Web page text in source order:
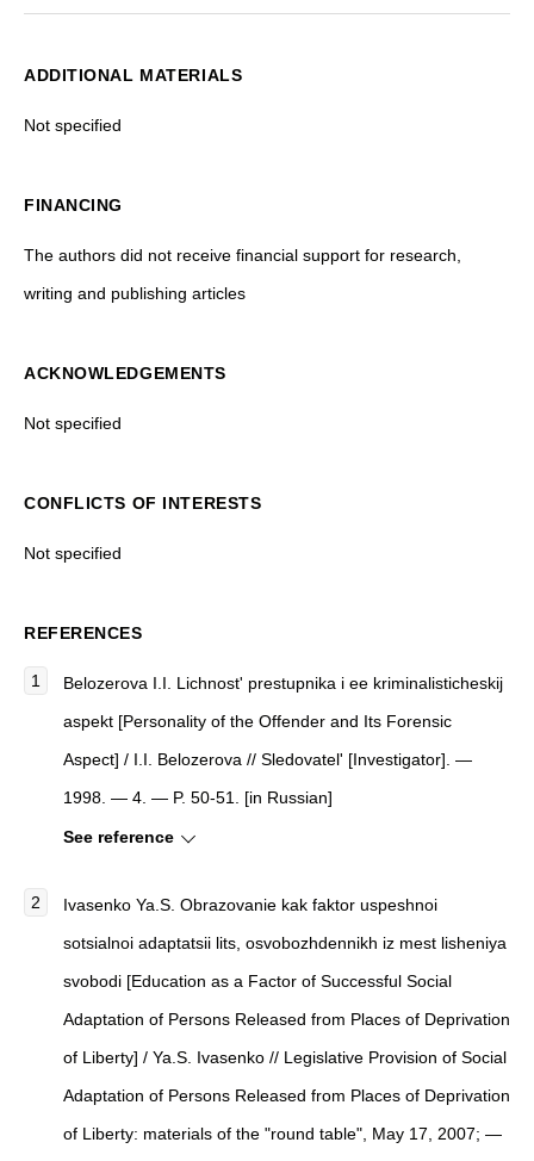
ADDITIONAL MATERIALS
Not specified
FINANCING
The authors did not receive financial support for research,
writing and publishing articles
ACKNOWLEDGEMENTS
Not specified
CONFLICTS OF INTERESTS
Not specified
REFERENCES
Belozerova I.I. Lichnost' prestupnika i ee kriminalisticheskij
aspekt [Personality of the Offender and Its Forensic
Aspect] / I.I. Belozerova // Sledovatel' [Investigator]. —
1998. — 4. — P. 50-51. [in Russian]
See reference
Ivasenko Ya.S. Obrazovanie kak faktor uspeshnoi
sotsialnoi adaptatsii lits, osvobozhdennikh iz mest lisheniya
svobodi [Education as a Factor of Successful Social
Adaptation of Persons Released from Places of Deprivation
of Liberty] / Ya.S. Ivasenko // Legislative Provision of Social
Adaptation of Persons Released from Places of Deprivation
of Liberty: materials of the "round table", May 17, 2007; —